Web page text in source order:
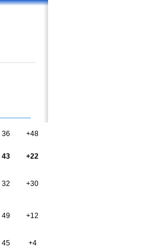
36 +48
43 +22
32 +30
49 +12
45 +4